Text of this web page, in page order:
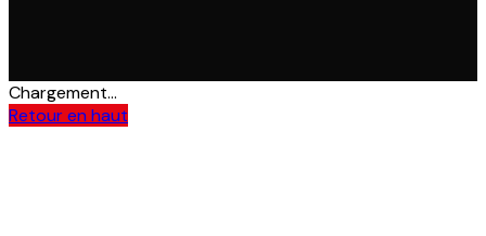
Chargement...
Retour en haut